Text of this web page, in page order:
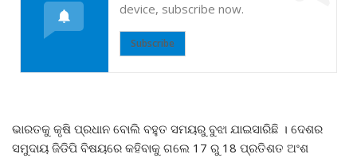
device, subscribe now.
Subscribe
ଭାରତକୁ କୃଷି ପ୍ରଧାନ ବୋଲି ବହୁତ ସମୟରୁ ବୁଝା ଯାଇସାରିଛି । ଦେଶର
ସମୁଦାୟ ଜିଡିପି ବିଷୟରେ କହିବାକୁ ଗଲେ 17 ରୁ 18 ପ୍ରତିଶତ ଅଂଶ